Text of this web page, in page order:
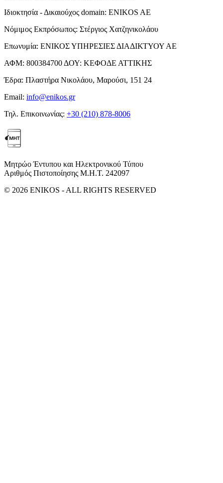
Ιδιοκτησία - Δικαιούχος domain: ENIKOS AE
Νόμιμος Εκπρόσωπος: Στέργιος Χατζηνικολάου
Επωνυμία: ΕΝΙΚΟΣ ΥΠΗΡΕΣΙΕΣ ΔΙΑΔΙΚΤΥΟΥ ΑΕ
ΑΦΜ: 800384700 ΔΟΥ: ΚΕΦΟΔΕ ΑΤΤΙΚΗΣ
Έδρα: Πλαστήρα Νικολάου, Μαρούσι, 151 24
Email: info@enikos.gr
Τηλ. Επικοινωνίας: +30 (210) 878-8006
Μητρώο Έντυπου και Ηλεκτρονικού Τύπου
Αριθμός Πιστοποίησης Μ.Η.Τ. 242097
© 2026 ENIKOS - ALL RIGHTS RESERVED